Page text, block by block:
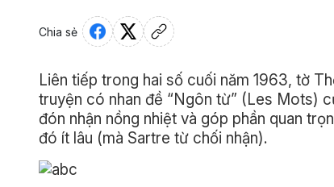
Chia sẻ
Liên tiếp trong hai số cuối năm 1963, tờ
truyện có nhan đề “Ngôn từ” (Les Mots)
đón nhận nồng nhiệt và góp phần quan
đó ít lâu (mà Sartre từ chối nhận).